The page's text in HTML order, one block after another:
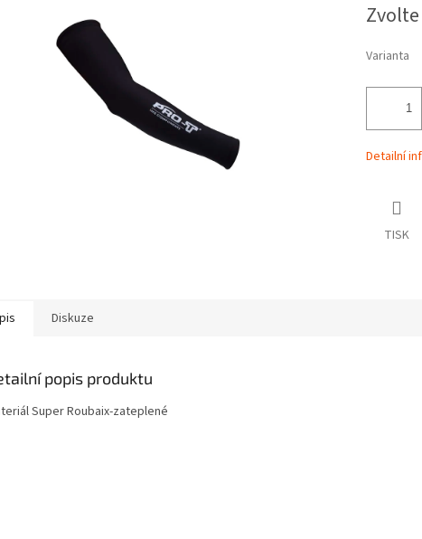
cena:
Varianta
Detailní
TISK
Diskuze
popis produktu
Super Roubaix-zateplené